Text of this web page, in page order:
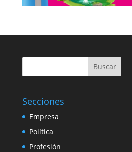
Buscar
Secciones
Empresa
Política
Profesión